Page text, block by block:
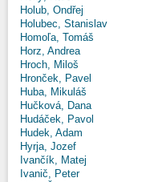
Holub, Ondřej
Holubec, Stanislav
Homoľa, Tomáš
Horz, Andrea
Hroch, Miloš
Hronček, Pavel
Huba, Mikuláš
Hučková, Dana
Hudáček, Pavol
Hudek, Adam
Hyrja, Jozef
Ivančík, Matej
Ivanič, Peter